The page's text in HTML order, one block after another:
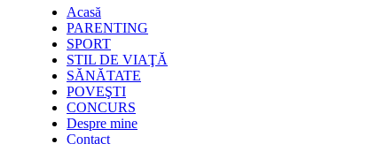
Acasă
PARENTING
SPORT
STIL DE VIAŢĂ
SĂNĂTATE
POVEŞTI
CONCURS
Despre mine
Contact